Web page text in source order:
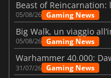
05/08/26 Gaming News
Big Walk, un viaggio
05/08/26 Gaming News
31/07/26 Gaming News